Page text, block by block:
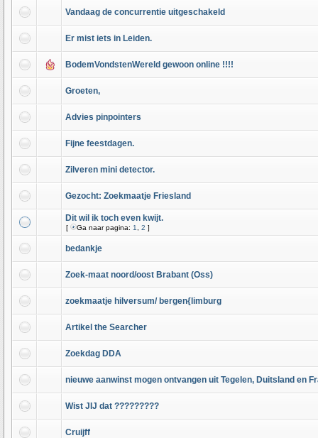
Vandaag de concurrentie uitgeschakeld
Er mist iets in Leiden.
BodemVondstenWereld gewoon online !!!!
Groeten,
Advies pinpointers
Fijne feestdagen.
Zilveren mini detector.
Gezocht: Zoekmaatje Friesland
Dit wil ik toch even kwijt.
[ Ga naar pagina: 1 2 ]
bedankje
Zoek-maat noord/oost Brabant (Oss)
zoekmaatje hilversum/ bergen{limburg
Artikel the Searcher
Zoekdag DDA
nieuwe aanwinst mogen ontvangen uit Tegelen, Duitsland en
Wist JIJ dat ?????????
Cruijff